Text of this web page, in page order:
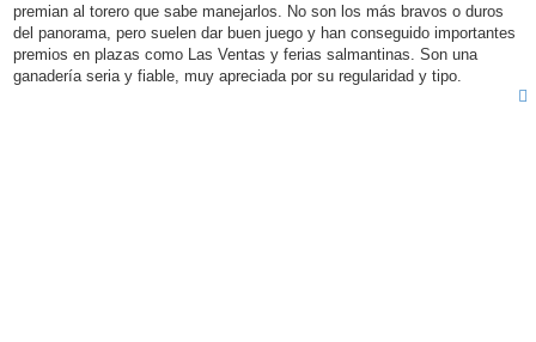
premian al torero que sabe manejarlos. No son los más bravos o duros
del panorama, pero suelen dar buen juego y han conseguido importantes
premios en plazas como Las Ventas y ferias salmantinas. Son una
ganadería seria y fiable, muy apreciada por su regularidad y tipo.